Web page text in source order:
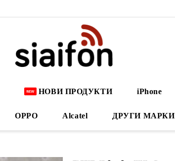
НОВИ ПРОДУКТИ iPhone
OPPO Alcatel ДРУГИ МАРКИ